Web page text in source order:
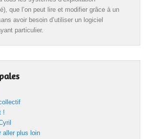
que l’on peut lire et modifier grâce à un
avoir besoin d’utiliser un logiciel
particulier.
!
aller plus loin